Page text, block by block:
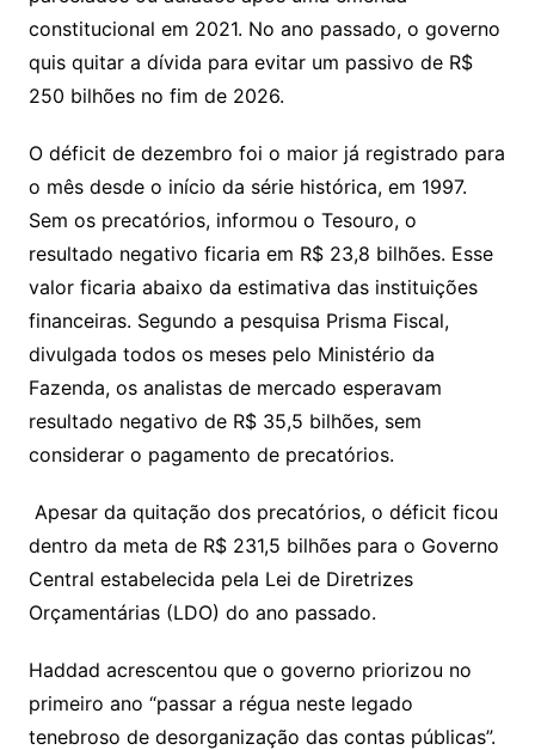
constitucional em 2021. No ano passado, o governo
quis quitar a dívida para evitar um passivo de R$
250 bilhões no fim de 2026.
O déficit de dezembro foi o maior já registrado para
o mês desde o início da série histórica, em 1997.
Sem os precatórios, informou o Tesouro, o
resultado negativo ficaria em R$ 23,8 bilhões. Esse
valor ficaria abaixo da estimativa das instituições
financeiras. Segundo a pesquisa Prisma Fiscal,
divulgada todos os meses pelo Ministério da
Fazenda, os analistas de mercado esperavam
resultado negativo de R$ 35,5 bilhões, sem
considerar o pagamento de precatórios.
Apesar da quitação dos precatórios, o déficit ficou
dentro da meta de R$ 231,5 bilhões para o Governo
Central estabelecida pela Lei de Diretrizes
Orçamentárias (LDO) do ano passado.
Haddad acrescentou que o governo priorizou no
primeiro ano “passar a régua neste legado
tenebroso de desorganização das contas públicas”.